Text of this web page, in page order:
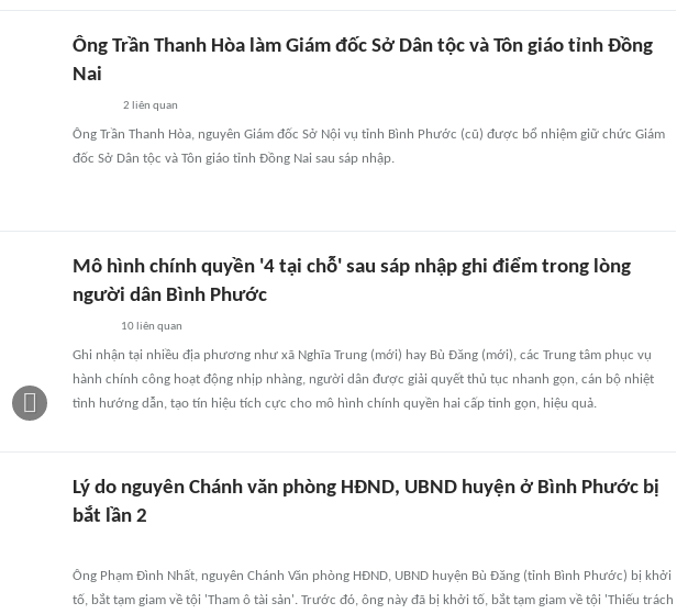
Ông Trần Thanh Hòa làm Giám đốc Sở Dân tộc và Tôn giáo tỉnh Đồng
Nai
2 liên quan
Ông Trần Thanh Hòa, nguyên Giám đốc Sở Nội vụ tỉnh Bình Phước (cũ) được bổ nhiệm giữ chức Giám
đốc Sở Dân tộc và Tôn giáo tỉnh Đồng Nai sau sáp nhập.
Mô hình chính quyền '4 tại chỗ' sau sáp nhập ghi điểm trong lòng
người dân Bình Phước
10 liên quan
Ghi nhận tại nhiều địa phương như xã Nghĩa Trung (mới) hay Bù Đăng (mới), các Trung tâm phục vụ
hành chính công hoạt động nhịp nhàng, người dân được giải quyết thủ tục nhanh gọn, cán bộ nhiệt
tình hướng dẫn, tạo tín hiệu tích cực cho mô hình chính quyền hai cấp tinh gọn, hiệu quả.
Lý do nguyên Chánh văn phòng HĐND, UBND huyện ở Bình Phước bị
bắt lần 2
Ông Phạm Đình Nhất, nguyên Chánh Văn phòng HĐND, UBND huyện Bù Đăng (tỉnh Bình Phước) bị khởi
tố, bắt tạm giam về tội 'Tham ô tài sản'. Trước đó, ông này đã bị khởi tố, bắt tạm giam về tội 'Thiếu trách